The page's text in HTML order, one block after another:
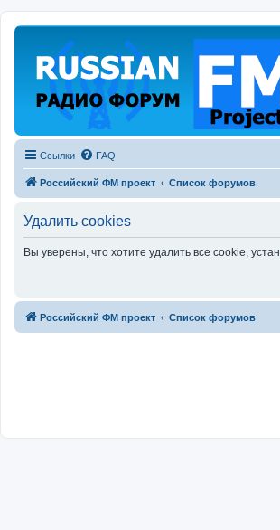
Ссылки FAQ
Российский ФМ проект Список форумов
Удалить cookies
Вы уверены, что хотите удалить все cookie,
Российский ФМ проект Список форумов